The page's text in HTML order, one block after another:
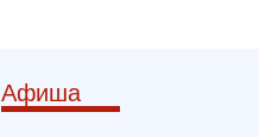
Афиша